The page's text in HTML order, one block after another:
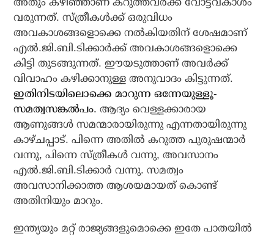
വരുന്നത്. സ്ത്രീകള്‍ക്ക് ഒരുവിധം
അവകാശങ്ങളൊക്കെ നല്‍കിയതിന് ശേഷമാണ്
എല്‍.ജി.ബി.ടിക്കാര്‍ക്ക് അവകാശങ്ങളൊക്കെ
കിട്ടി തുടങ്ങുന്നത്. ഈയടുത്താണ് അവര്‍ക്ക്
വിവാഹം കഴിക്കാനുള്ള അനുവാദം കിട്ടുന്നത്.
ഇതിനിടയിലൊക്കെ മാറുന്ന ഒന്നേയുള്ളൂ-
സമത്വസങ്കല്‍പം. ആദ്യം വെള്ളക്കാരായ
ആണുങ്ങള്‍ സമന്മാരായിരുന്നു എന്നതായിരുന്നു
കാഴ്ചപ്പാട്. പിന്നെ അതില്‍ കറുത്ത പുരുഷന്മാര്‍
വന്നു, പിന്നെ സ്ത്രീകള്‍ വന്നു, അവസാനം
എല്‍.ജി.ബി.ടിക്കാര്‍ വന്നു. സമത്വം
അവസാനിക്കാത്ത ആശയമായത് കൊണ്ട്
അതിനിയും മാറും.
ഇന്ത്യയും മറ്റ് രാജ്യങ്ങളുമൊക്കെ ഇതേ പാതയില്‍